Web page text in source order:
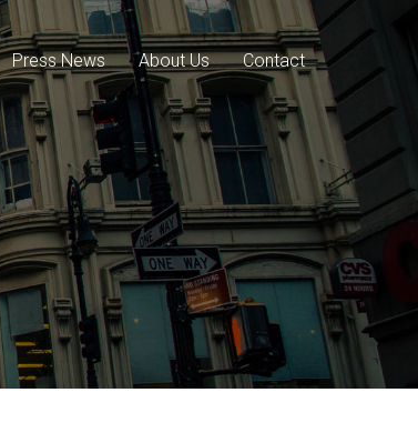
Press News About Us Contact